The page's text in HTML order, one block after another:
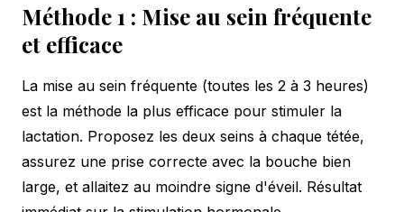
Méthode 1 : Mise au sein fréquente
et efficace
La mise au sein fréquente (toutes les 2 à 3 heures)
est la méthode la plus efficace pour stimuler la
lactation. Proposez les deux seins à chaque tétée,
assurez une prise correcte avec la bouche bien
large, et allaitez au moindre signe d'éveil. Résultat